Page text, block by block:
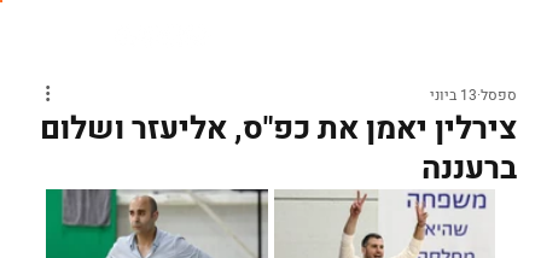
צירלין יאמן את כפ"ס, אליעזר ושלום
ברעננה
ספסל 13 ביוני